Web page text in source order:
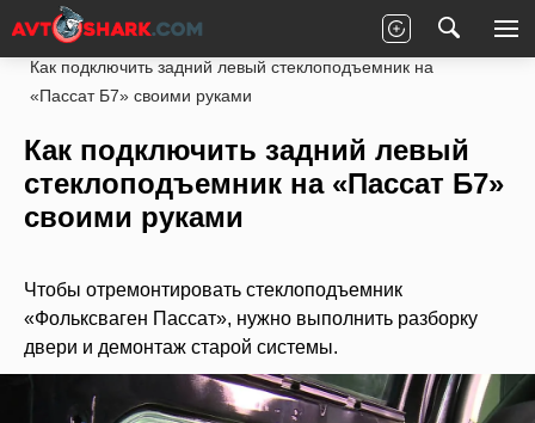
Главная Volkswagen
Электроника
Как подключить задний левый стеклоподъемник на
«Пассат Б7» своими руками
Как подключить задний левый
стеклоподъемник на «Пассат Б7»
своими руками
Чтобы отремонтировать стеклоподъемник
«Фольксваген Пассат», нужно выполнить разборку
двери и демонтаж старой системы.